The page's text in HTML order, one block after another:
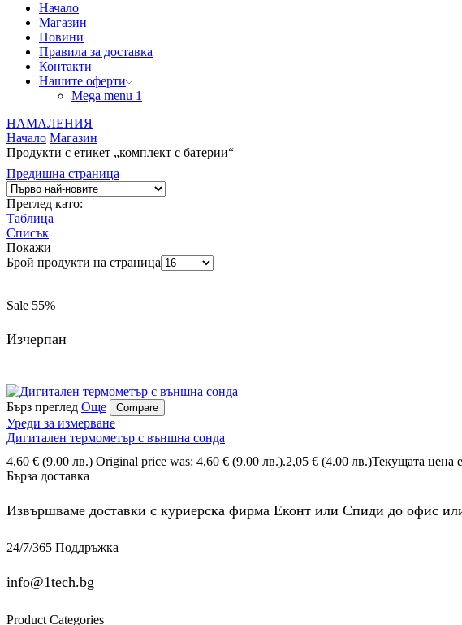
Начало
Магазин
Новини
Правила за доставка
Контакти
Нашите оферти
Mega menu 1
НАМАЛЕНИЯ
Начало Магазин
Продукти с етикет „комплект с батерии“
Предишна страница
Преглед като:
Таблица
Списък
Покажи
Брой продукти на страница
Sale 55%
Изчерпан
Бърз преглед Още Compare
Уреди за измерване
Дигитален термометър с външна сонда
4,60€ (9.00 лв.) Original price was: 4,60 € (9.00 лв.).2,05 € (4.00 лв.)Текущата цена
Бърза доставка
Извършваме доставки с куриерска фирма Еконт или Спиди до офис
24/7/365 Поддръжка
info@1tech.bg
Product Categories